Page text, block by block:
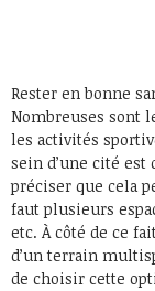
Rester en bonne
Nombreuses sont
les activités
sein d’une cité est
préciser que cela
faut plusieurs
etc. À côté de ce
d’un terrain
de choisir cette